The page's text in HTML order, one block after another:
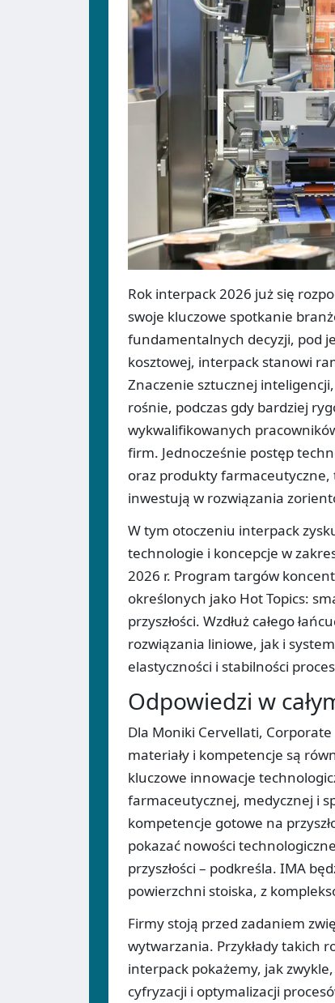
Rok interpack 2026 już się
swoje kluczowe spotkanie
fundamentalnych decyzji, pod
kosztowej, interpack stanowi
Znaczenie sztucznej
rośnie, podczas gdy bardziej
wykwalifikowanych
firm. Jednocześnie postęp
oraz produkty farmaceutyczne,
inwestują w rozwiązania
W tym otoczeniu interpack
technologie i koncepcje w
2026 r. Program targów
określonych jako Hot Topics:
przyszłości. Wzdłuż całego
rozwiązania liniowe, jak i
elastyczności i stabilności
Odpowiedzi w
Dla Moniki Cervellati,
materiały i kompetencje są
kluczowe innowacje
farmaceutycznej, medycznej i
kompetencje gotowe na
pokazać nowości
przyszłości – podkreśla. IMA
powierzchni stoiska, z
Firmy stoją przed zadaniem
wytwarzania. Przykłady takich
interpack pokażemy, jak
cyfryzacji i optymalizacji